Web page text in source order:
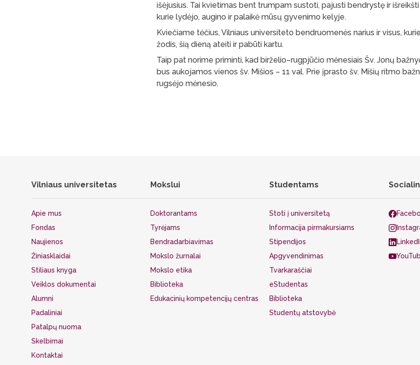
išėjusius. Tai kvietimas bent trumpam sustoti, pajusti bendrystę ir
kurie lydėjo, augino ir palaikė mūsų gyvenimo kelyje.
Kviečiame tėčius, Vilniaus universiteto bendruomenės narius ir visus,
žodis, šią dieną ateiti ir pabūti kartu.
Taip pat norime priminti, kad birželio–rugpjūčio mėnesiais Šv. Jonų
bus aukojamos vienos šv. Mišios – 11 val. Prie įprasto šv. Mišių ritmo
rugsėjo mėnesio.
Vilniaus universitetas
Apie mus
Fondas
Naujienos
Žiniasklaidai
Stiliaus knyga
Veiklos dokumentai
Alumni
Padaliniai
Patalpų nuoma
Skelbimai
Kontaktai
Mokslui
Doktorantams
Tyrėjams
Bendradarbiavimas
Mokslo žurnalai
Mokslo etika
Biblioteka
Edukacinių kompetencijų centras
Studentams
Stoti į universitetą
Informacija pirmakursiams
Stipendijos
Apgyvendinimas
Tvarkaraščiai
eStudentas
Biblioteka
Studentų atstovybė